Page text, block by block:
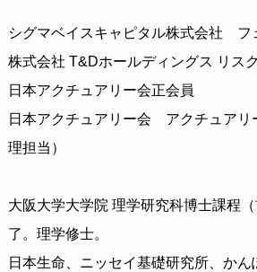
シグマベイスキャピタル株式会社 フ
株式会社 T&Dホールディングス リス
日本アクチュアリー会正会員
日本アクチュアリー会 アクチュアリ
理担当）
大阪大学大学院 理学研究科博士課程
了。理学修士。
日本生命、ニッセイ基礎研究所、かん